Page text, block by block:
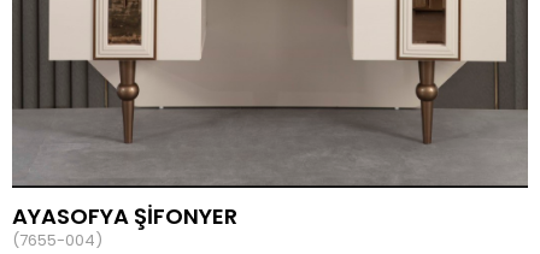
AYASOFYA ŞİFONYER
(7655-004)